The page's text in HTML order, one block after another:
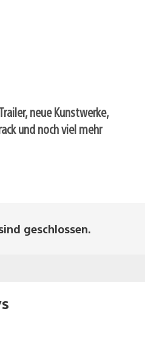
neue Kunstwerke,
und noch viel mehr
geschlossen.